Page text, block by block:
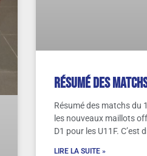
Résumé des
Résumé des matchs du
les nouveaux maillots
D1 pour les U11F. C’est
LIRE LA SUITE »